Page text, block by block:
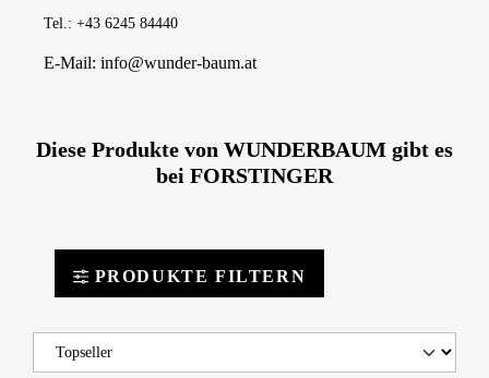
Tel.: +43 6245 84440
E-Mail: info@wunder-baum.at
Diese Produkte von WUNDERBAUM gibt es
bei FORSTINGER
PRODUKTE FILTERN